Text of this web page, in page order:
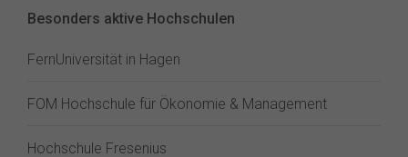
Besonders aktive Hochschulen
FernUniversität in Hagen
FOM Hochschule für Ökonomie & Management
Hochschule Fresenius